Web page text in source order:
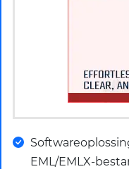
EML/EMLX-